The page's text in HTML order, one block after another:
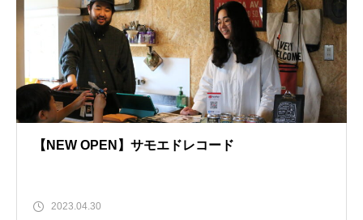
【NEW OPEN】サモエドレコード
2023.04.30